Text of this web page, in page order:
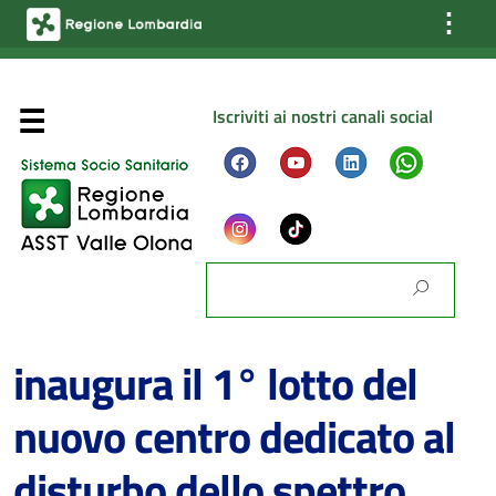
⋮
Iscriviti ai nostri canali social
Configurazione dell’ Azienda
Gli Organi dell’ Azienda
La Direzione Strategica aziendale
Gli Organismi aziendali
02/02/2023
Progetto TerraLUNA –
Venerdì 3 febbraio si
inaugura il 1° lotto del
nuovo centro dedicato al